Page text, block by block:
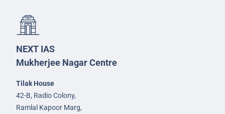
NEXT IAS
Mukherjee Nagar Centre
Tilak House
42-B, Radio Colony,
Ramlal Kapoor Marg,